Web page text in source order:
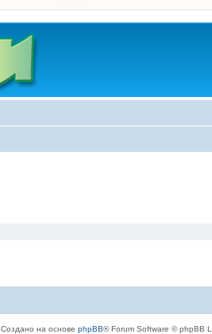
Создано на основе phpBB® Forum Software © phpBB